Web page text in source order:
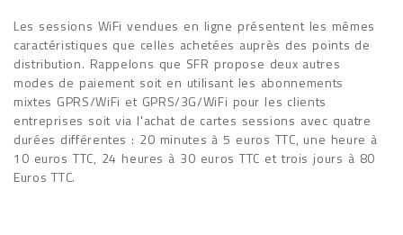
Les sessions WiFi vendues en ligne présentent les mêmes
caractéristiques que celles achetées auprès des points de
distribution. Rappelons que SFR propose deux autres
modes de paiement soit en utilisant les abonnements
mixtes GPRS/WiFi et GPRS/3G/WiFi pour les clients
entreprises soit via l'achat de cartes sessions avec quatre
durées différentes : 20 minutes à 5 euros TTC, une heure à
10 euros TTC, 24 heures à 30 euros TTC et trois jours à 80
Euros TTC.